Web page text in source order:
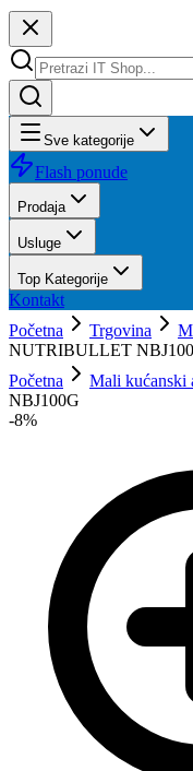
Sve kategorije
Flash ponude
Prodaja
Usluge
Top Kategorije
Kontakt
Početna
Trgovina
NUTRIBULLET
Početna
Mali kućanski
NBJ100G
-8%